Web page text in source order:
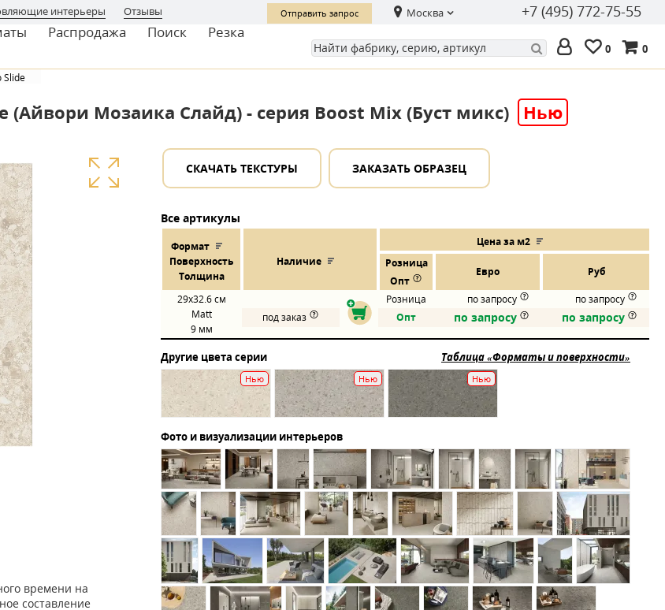
интерьеры Отзывы Отправить запрос Москва +7 (495) 772-75-55
Распродажа Поиск Резка
0 0
Slide
(Айвори Мозаика Слайд) - серия Boost Mix (Буст микс) Нью
времени на
составление
СКАЧАТЬ ТЕКСТУРЫ ЗАКАЗАТЬ ОБРАЗЕЦ
Все артикулы
Формат
Поверхность
Толщина
Наличие
Цена за м2
Розница
Евро Руб
Опт
29x32.6см
Matt
9 мм
Розница по запросу
по запросу
под заказ
Опт по запросу по запросу
Другие цвета серии Таблица «Форматы и поверхности»
Нью Нью Нью
Фото и визуализации интерьеров